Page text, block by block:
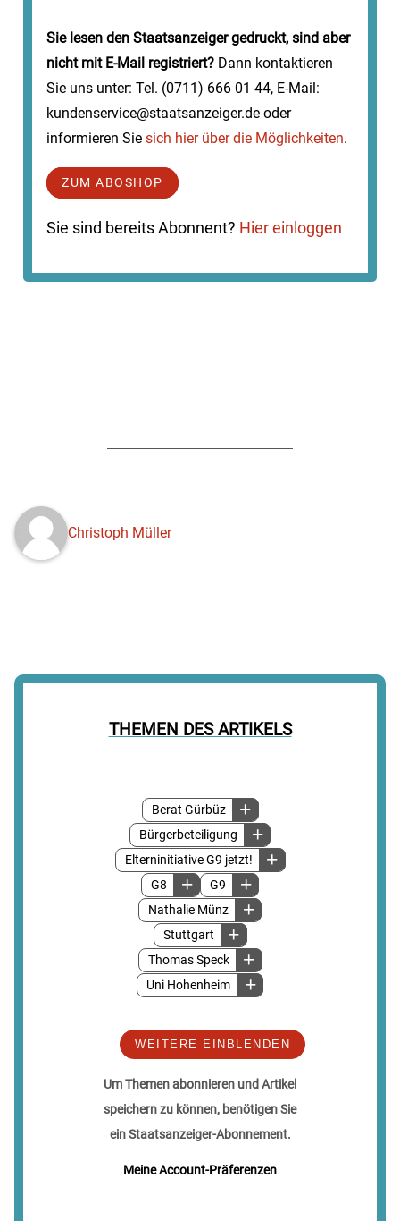
THEMEN DES ARTIKELS
Berat Gürbüz
Bürgerbeteiligung
Elterninitiative G9 jetzt!
G8
G9
Nathalie Münz
Stuttgart
Thomas Speck
Uni Hohenheim
WEITERE EINBLENDEN
Um Themen abonnieren und Artikel
speichern zu können, benötigen Sie
ein Staatsanzeiger-Abonnement.
Meine Account-Präferenzen
Sie lesen den Staatsanzeiger gedruckt, sind aber
nicht mit E-Mail registriert? Dann kontaktieren
Sie uns unter: Tel. (0711) 666 01 44, E-Mail:
kundenservice@staatsanzeiger.de oder
informieren Sie sich hier über die Möglichkeiten.
ZUM ABOSHOP
Sie sind bereits Abonnent? Hier einloggen
Christoph Müller